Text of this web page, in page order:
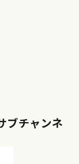
ブチャンネ